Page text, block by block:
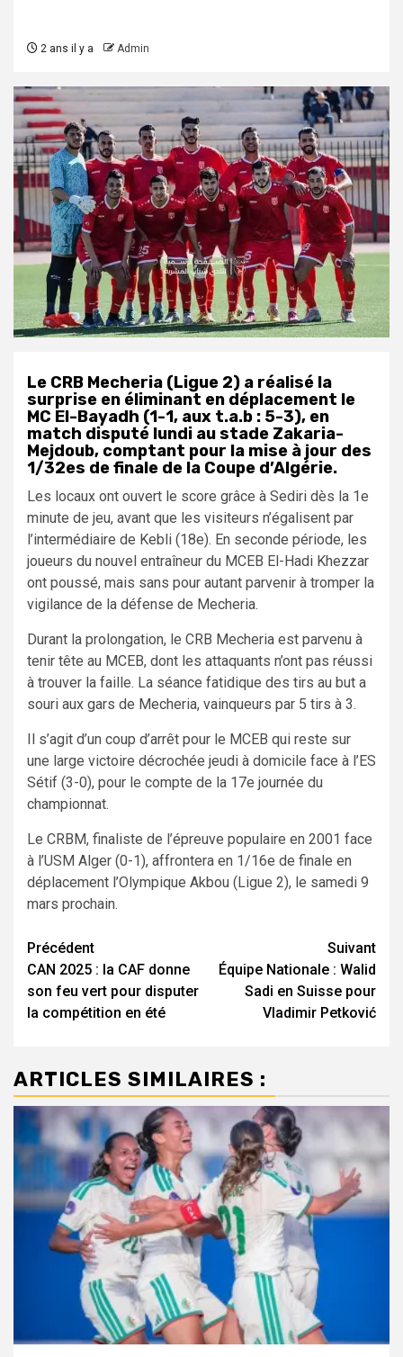
2 ans il y a Admin
Le CRB Mecheria (Ligue 2) a réalisé la
surprise en éliminant en déplacement le
MC El-Bayadh (1-1, aux t.a.b : 5-3), en
match disputé lundi au stade Zakaria-
Mejdoub, comptant pour la mise à jour des
1/32es de finale de la Coupe d’Algérie.
Les locaux ont ouvert le score grâce à Sediri dès la 1e
minute de jeu, avant que les visiteurs n’égalisent par
l’intermédiaire de Kebli (18e). En seconde période, les
joueurs du nouvel entraîneur du MCEB El-Hadi Khezzar
ont poussé, mais sans pour autant parvenir à tromper la
vigilance de la défense de Mecheria.
Durant la prolongation, le CRB Mecheria est parvenu à
tenir tête au MCEB, dont les attaquants n’ont pas réussi
à trouver la faille. La séance fatidique des tirs au but a
souri aux gars de Mecheria, vainqueurs par 5 tirs à 3.
Il s’agit d’un coup d’arrêt pour le MCEB qui reste sur
une large victoire décrochée jeudi à domicile face à l’ES
Sétif (3-0), pour le compte de la 17e journée du
championnat.
Le CRBM, finaliste de l’épreuve populaire en 2001 face
à l’USM Alger (0-1), affrontera en 1/16e de finale en
déplacement l’Olympique Akbou (Ligue 2), le samedi 9
mars prochain.
Navigation
d’article
Précédent
CAN 2025 : la CAF donne
son feu vert pour disputer
la compétition en été
Suivant
Équipe Nationale : Walid
Sadi en Suisse pour
Vladimir Petković
ARTICLES SIMILAIRES :